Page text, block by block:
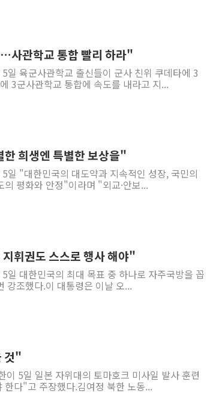
사관학교 통합 빨리 하라"
육군사관학교 출신들이 군사 친위 쿠데타에 3
3군사관학교 통합에 속도를 내라고 지...
희생엔 특별한 보상을"
"대한민국의 대도약과 지속적인 성장, 국민의
평화와 안정"이라며 "외교·안보...
휘권도 스스로 행사 해야"
대한민국의 최대 목표 중 하나로 자주국방을 꼽
강조했다.이 대통령은 이날 오...
것"
5일 일본 자위대의 토마호크 미사일 발사 훈련
다"고 주장했다.김여정 북한 노동...